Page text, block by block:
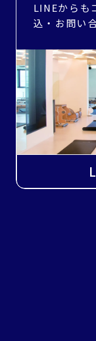
LINEからも
込・お問い